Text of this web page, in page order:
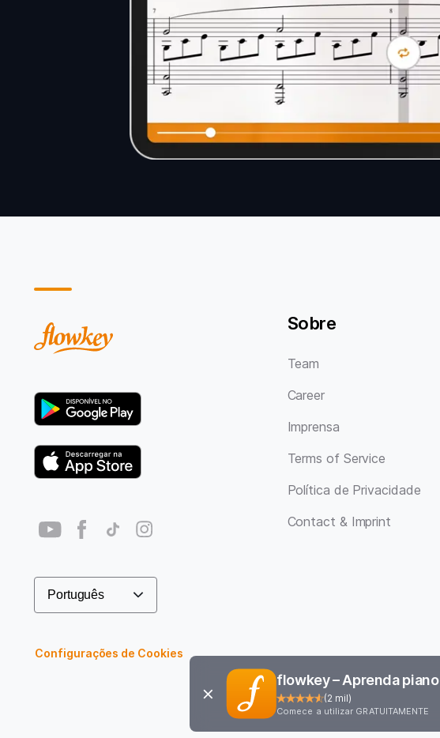
Configurações de Cookies
Sobre
Team
Career
Imprensa
Terms of Service
Política de Privacidade
Contact & Imprint
flowkey – Aprenda piano
(2 mil)
Comece a utilizar GRATUITAMENTE